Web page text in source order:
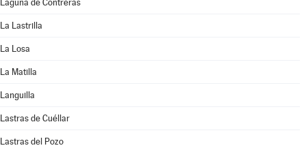
Laguna de Contreras
La Lastrilla
La Losa
La Matilla
Languilla
Lastras de Cuéllar
Lastras del Pozo